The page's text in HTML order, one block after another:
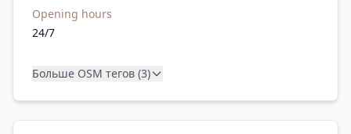
Opening hours
24/7
Больше OSM тегов (3)